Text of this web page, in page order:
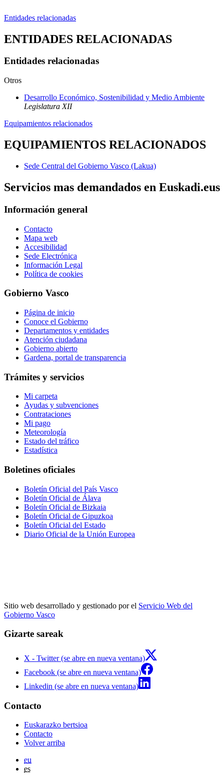
Entidades relacionadas
ENTIDADES RELACIONADAS
Entidades relacionadas
Otros
Desarrollo Económico, Sostenibilidad y Medio Ambiente
Legislatura XII
Equipamientos relacionados
EQUIPAMIENTOS RELACIONADOS
Sede Central del Gobierno Vasco (Lakua)
Servicios mas demandados en Euskadi.eus
Información general
Contacto
Mapa web
Accesibilidad
Sede Electrónica
Información Legal
Política de cookies
Gobierno Vasco
Página de inicio
Conoce el Gobierno
Departamentos y entidades
Atención ciudadana
Gobierno abierto
Gardena, portal de transparencia
Trámites y servicios
Mi carpeta
Ayudas y subvenciones
Contrataciones
Mi pago
Meteorología
Estado del tráfico
Estadística
Boletines oficiales
Boletín Oficial del País Vasco
Boletín Oficial de Álava
Boletín Oficial de Bizkaia
Boletín Oficial de Gipuzkoa
Boletín Oficial del Estado
Diario Oficial de la Unión Europea
Sitio web desarrollado y gestionado por el Servicio Web del
Gobierno Vasco
Gizarte sareak
X - Twitter (se abre en nueva ventana)
Facebook (se abre en nueva ventana)
Linkedin (se abre en nueva ventana)
Contacto
Euskarazko bertsioa
Contacto
Volver arriba
eu
es